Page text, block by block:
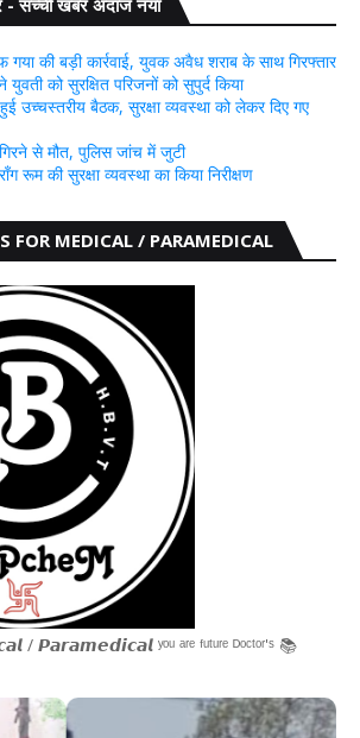
- सच्ची खबर अंदाज नया
की बड़ी कार्रवाई, युवक अवैध शराब के साथ गिरफ्तार
को सुरक्षित परिजनों को सुपुर्द किया
उच्चस्तरीय बैठक, सुरक्षा व्यवस्था को लेकर दिए गए
से मौत, पुलिस जांच में जुटी
रूम की सुरक्षा व्यवस्था का किया निरीक्षण
FOR MEDICAL / PARAMEDICAL
ʸᵒᵘ ᵃʳᵉ ᶠᵘᵗᵘʳᵉ ᴰᵒᶜᵗᵒʳ'ˢ 📚